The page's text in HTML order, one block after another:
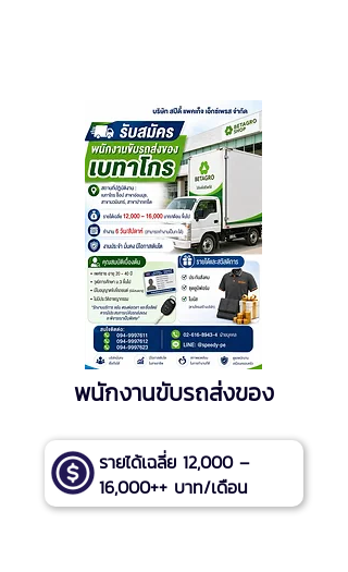
พนักงานขับรถส่งของ
รายได้เฉลี่ย 12,000 –
16,000++ บาท/เดือน